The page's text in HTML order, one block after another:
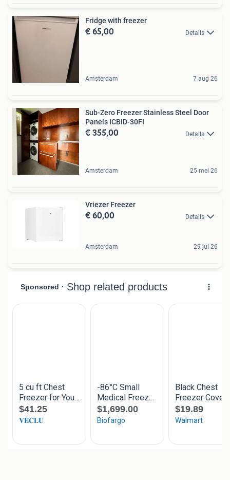
Fridge with freezer
€ 65,00 Details
Amsterdam 7 aug 26
Sub-Zero Freezer Stainless Steel Door
Panels ICBID-30FI
€ 355,00 Details
Amsterdam 25 mei 26
Vriezer Freezer
€ 60,00 Details
Amsterdam 29 jul 26